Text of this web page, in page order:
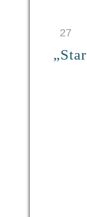
27